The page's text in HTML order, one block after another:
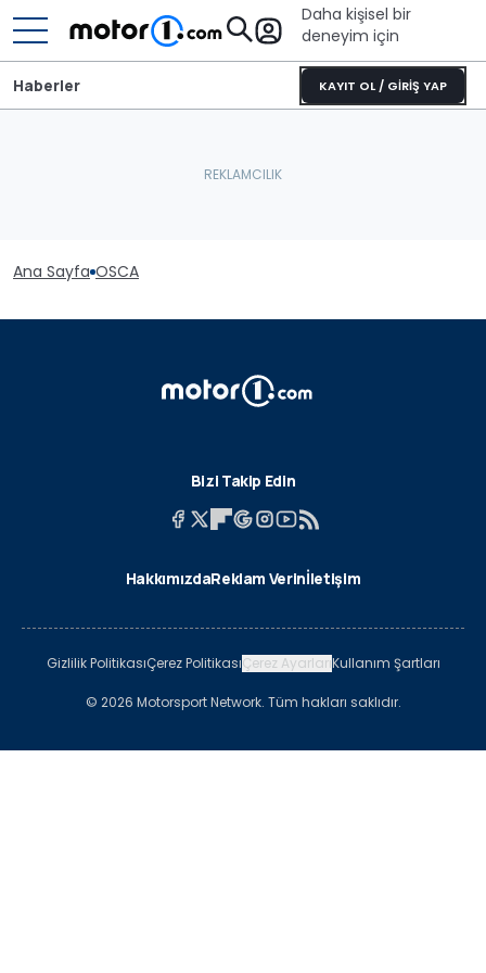
Daha kişisel bir
deneyim için
KAYIT OL / GİRİŞ YAP
Haberler
Ana Sayfa OSCA
Bizi Takip Edin
HakkımızdaReklam Verinİletişim
Gizlilik PolitikasıÇerez PolitikasıÇerez AyarlarıKullanım Şartları
© 2026 Motorsport Network. Tüm hakları saklıdır.